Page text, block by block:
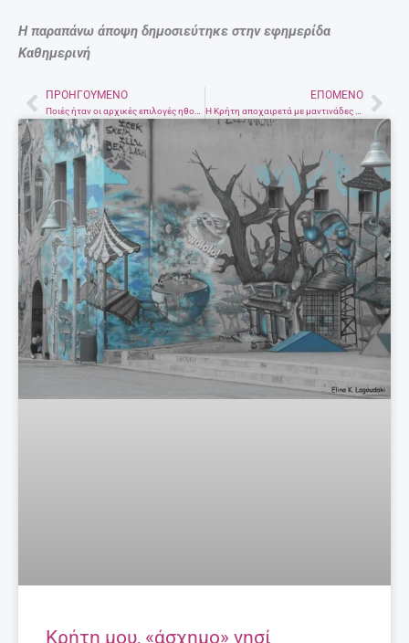
Η παραπάνω άποψη δημοσιεύτηκε στην εφημερίδα
Καθημερινή
PrevΠΡΟΗΓΟΎΜΕΝΟ
Ποιές ήταν οι αρχικές επιλογές ηθοποιών για τη Ντένη και τη Φλώρα στους Δύο ξένους
ΕΠΌΜΕΝΟ
H Kρήτη αποχαιρετά με μαντινάδες το Μανώλη Κακλή – Σήμερα το στερνό αντίο
Κρήτη μου, «άσχημο» νησί